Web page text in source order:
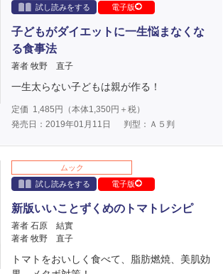
試し読みをする
電子版
子どもがダイエットに一生悩まなくな
る食事法
著者 牧野 直子
一生太らない子どもは親が作る！
定価 1,485 円（本体1,350円＋税）
発売日：2019年01月11日
判型：Ａ５判
ムック
試し読みをする
電子版
新版いいことずくめのトマトレシピ
著者 石原 結實
著者 牧野 直子
トマトをおいしく食べて、脂肪燃焼、美肌効